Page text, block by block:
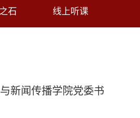
石 线上听课
新闻传播学院党委书